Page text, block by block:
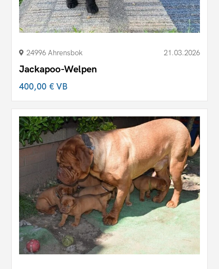
24996 Ahrensbok 21.03.2026
Jackapoo-Welpen
400,00 €VB